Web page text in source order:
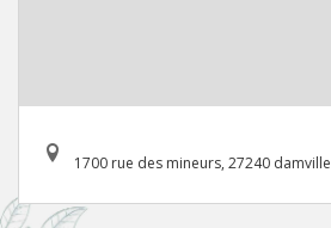
1700 rue des mineurs, 27240 damville